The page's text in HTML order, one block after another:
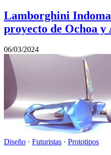
Lamborghini
proyecto de Ochoa
06/03/2024
Diseño · Futuristas · Prototipos